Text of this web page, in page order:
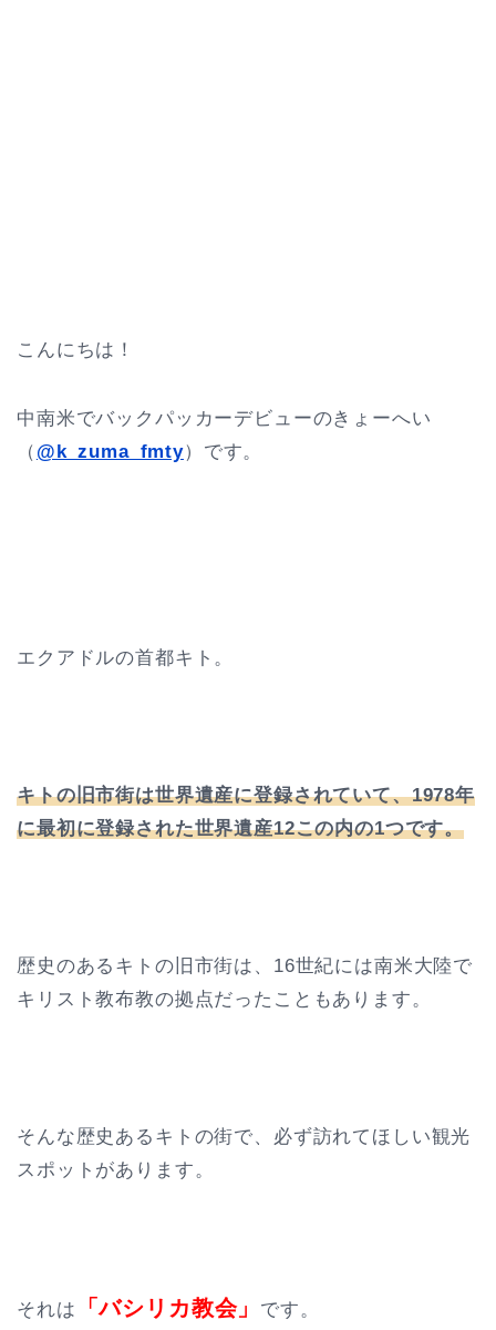
こんにちは！
中南米でバックパッカーデビューのきょーへい
（ @k_zuma_fmty）です。
エクアドルの首都キト。
キトの旧市街は世界遺産に登録されていて、1978年
に最初に登録された世界遺産12この内の1つです。
歴史のあるキトの旧市街は、16世紀には南米大陸で
キリスト教布教の拠点だったこともあります。
そんな歴史あるキトの街で、必ず訪れてほしい観光
スポットがあります。
それは 「バシリカ教会」 です。